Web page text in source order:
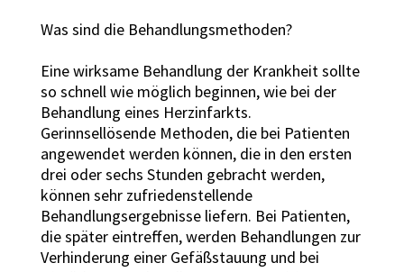
Was sind die Behandlungsmethoden?
Eine wirksame Behandlung der Krankheit sollte
so schnell wie möglich beginnen, wie bei der
Behandlung eines Herzinfarkts.
Gerinnsellösende Methoden, die bei Patienten
angewendet werden können, die in den ersten
drei oder sechs Stunden gebracht werden,
können sehr zufriedenstellende
Behandlungsergebnisse liefern. Bei Patienten,
die später eintreffen, werden Behandlungen zur
Verhinderung einer Gefäßstauung und bei